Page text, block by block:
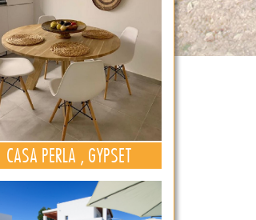
CASA PERLA , GYPSET